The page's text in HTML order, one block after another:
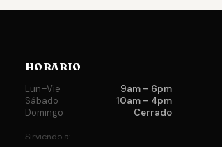
HORARIO
Lun–Vie
9am – 6pm
Sábado
10am – 4pm
Domingo
Cerrado
Sirviendo a: